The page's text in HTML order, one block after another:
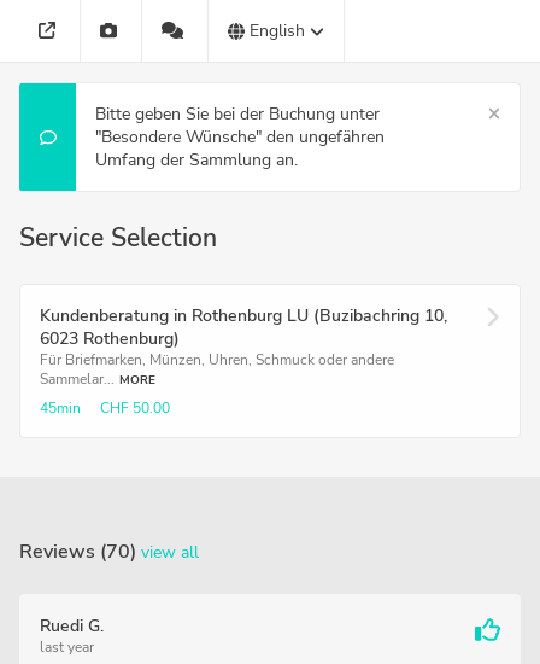
English
Bitte geben Sie bei der Buchung unter
"Besondere Wünsche" den ungefähren
Umfang der Sammlung an.
Service Selection
Kundenberatung in Rothenburg LU (Buzibachring 10,
6023 Rothenburg)
Für Briefmarken, Münzen, Uhren, Schmuck oder andere
Sammelar... MORE
45min CHF 50.00
Reviews (70) view all
Ruedi G.
last year